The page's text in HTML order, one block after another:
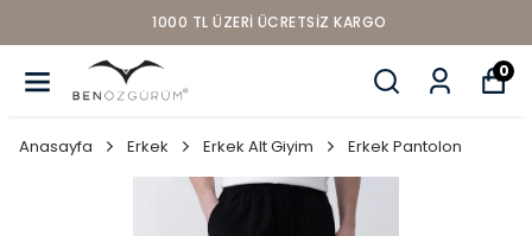
1000 TL ÜZERI ÜCRETSIZ KARGO
0
Anasayfa Erkek Erkek Alt Giyim Erkek Pantolon